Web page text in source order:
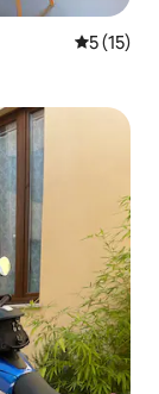
5 de uma
5 (15)